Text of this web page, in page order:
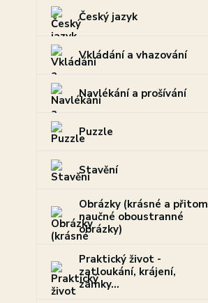
Český jazyk
Vkládání a vhazování
Navlékání a prošívání
Puzzle
Stavění
Obrázky (krásné a přitom
naučné oboustranné
obrázky)
Praktický život -
zatloukání, krájení,
zámky...